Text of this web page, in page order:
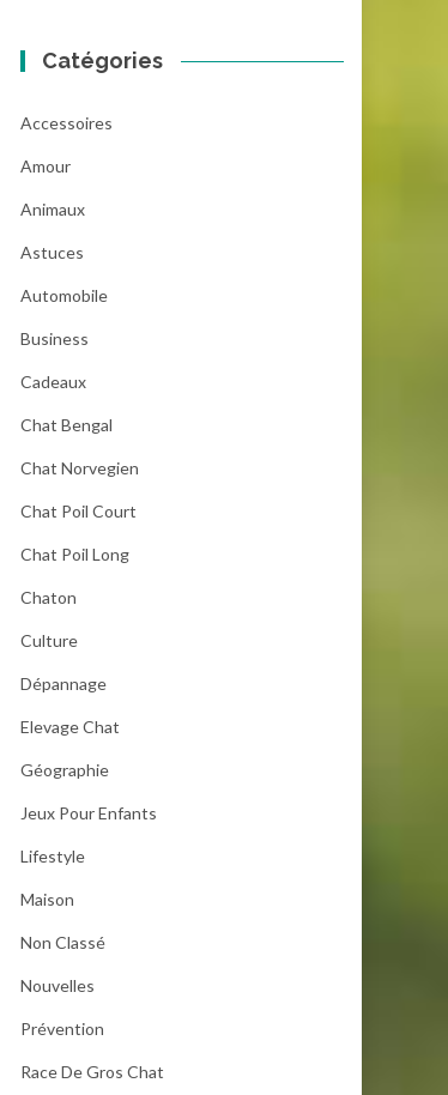
Catégories
Accessoires
Amour
Animaux
Astuces
Automobile
Business
Cadeaux
Chat Bengal
Chat Norvegien
Chat Poil Court
Chat Poil Long
Chaton
Culture
Dépannage
Elevage Chat
Géographie
Jeux Pour Enfants
Lifestyle
Maison
Non Classé
Nouvelles
Prévention
Race De Gros Chat